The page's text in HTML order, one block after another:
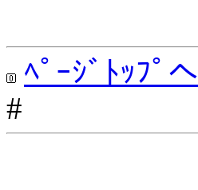
ﾍﾟｰｼﾞﾄｯﾌﾟへ
#